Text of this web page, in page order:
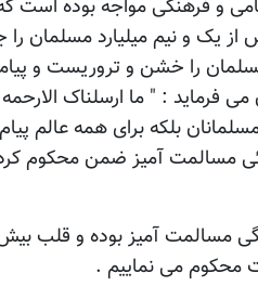
و فرهنگی مواجه بوده است
یک و نیم میلیارد مسلمان را
را خشن و تروریست و
فرماید : " ما ارسلناک الارحمه
بلکه برای همه عالم
مسالمت آمیز ضمن محکوم
مسالمت آمیز بوده و قلب بیش
محکوم می نماییم .